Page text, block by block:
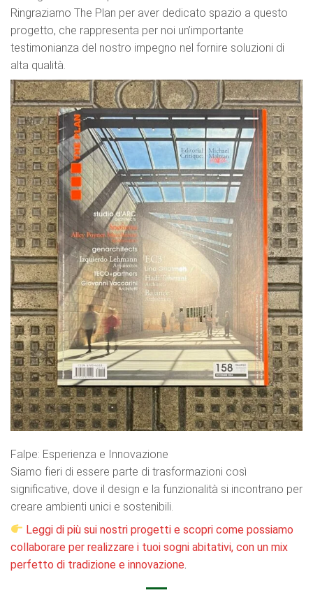
Ringraziamo The Plan per aver dedicato spazio a questo
progetto, che rappresenta per noi un’importante
testimonianza del nostro impegno nel fornire soluzioni di
alta qualità.
Falpe: Esperienza e Innovazione
Siamo fieri di essere parte di trasformazioni così
significative, dove il design e la funzionalità si incontrano per
creare ambienti unici e sostenibili.
Leggi di più sui nostri progetti e scopri come possiamo
collaborare per realizzare i tuoi sogni abitativi, con un mix
perfetto di tradizione e innovazione.